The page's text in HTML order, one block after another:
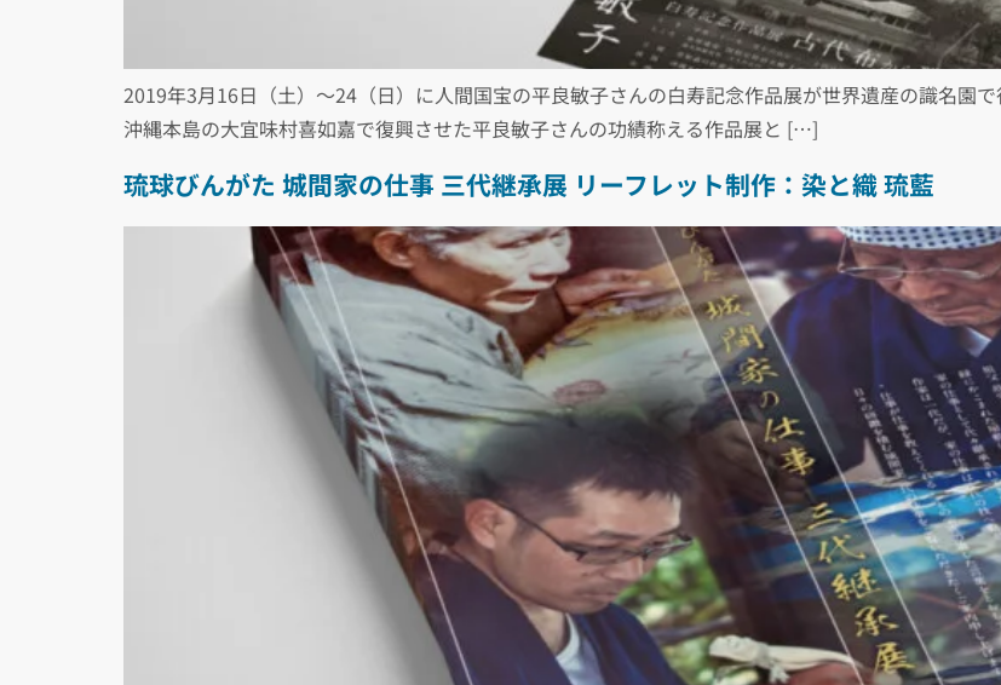
2019年3月16日（土）〜24（日）に人間国宝の平良敏子さんの白寿記念作品展が世界遺産の識名園
沖縄本島の大宜味村喜如嘉で復興させた平良敏子さんの功績称える作品展と […]
琉球びんがた 城間家の仕事 三代継承展 リーフレット制作：染と織 琉藍